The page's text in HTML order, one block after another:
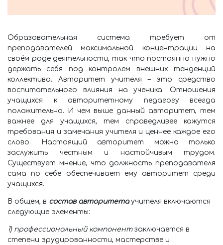
Образовательная система требует от
преподавателей максимальной концентрации на
своём роде деятельности, так что постоянно нужно
держать себя под контролем внешних тенденций
коллектива. Авторитет учителя – это средство
воспитательного влияния на ученика. Отношения
учащихся к авторитетному педагогу всегда
положительно. И чем выше данный авторитет, тем
важнее для учащихся, тем справедливее кажутся
требования и замечания учителя и ценнее каждое его
слово. Настоящий авторитет можно только
заслужить честным и настойчивым трудом.
Существует мнение, что должность преподавателя
сама по себе обеспечивает ему авторитет среди
учащихся.
В общем, в состав авторитетаучителя включаются
следующие элементы:
1) профессиональный компонентзаключается в
степени эрудированности, мастерстве и